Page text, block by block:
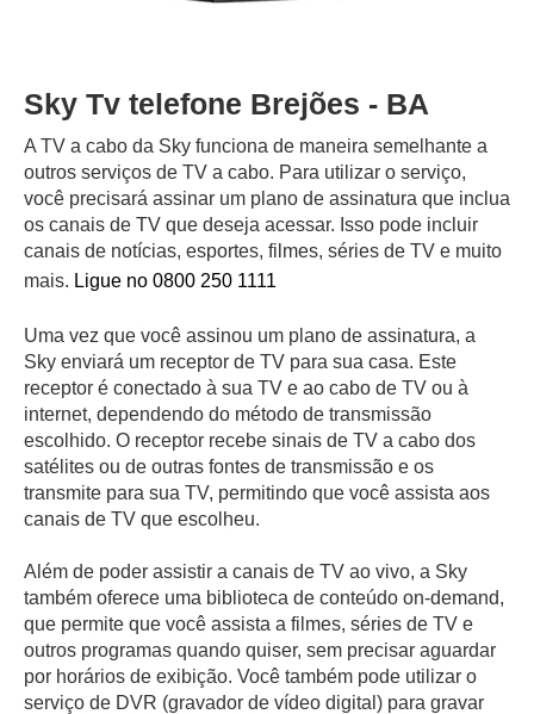
Sky Tv telefone Brejões - BA
A TV a cabo da Sky funciona de maneira semelhante a
outros serviços de TV a cabo. Para utilizar o serviço,
você precisará assinar um plano de assinatura que inclua
os canais de TV que deseja acessar. Isso pode incluir
canais de notícias, esportes, filmes, séries de TV e muito
mais. Ligue no 0800 250 1111
Uma vez que você assinou um plano de assinatura, a
Sky enviará um receptor de TV para sua casa. Este
receptor é conectado à sua TV e ao cabo de TV ou à
internet, dependendo do método de transmissão
escolhido. O receptor recebe sinais de TV a cabo dos
satélites ou de outras fontes de transmissão e os
transmite para sua TV, permitindo que você assista aos
canais de TV que escolheu.
Além de poder assistir a canais de TV ao vivo, a Sky
também oferece uma biblioteca de conteúdo on-demand,
que permite que você assista a filmes, séries de TV e
outros programas quando quiser, sem precisar aguardar
por horários de exibição. Você também pode utilizar o
serviço de DVR (gravador de vídeo digital) para gravar